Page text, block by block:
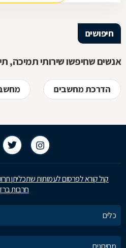
חיפושים
הדרכת מחשבים
קול קורא לפרסום לעמותות שתכליתן
חרבות
כלים